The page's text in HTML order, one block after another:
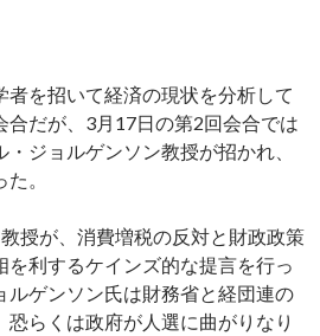
者を招いて経済の現状を分析して
合だが、3月17日の第2回会合では
ジョルゲンソン教授が招かれ、
。
授が、消費増税の反対と財政政策
利するケインズ的な提言を行っ
ルゲンソン氏は財務省と経団連の
らくは政府が人選に曲がりなり